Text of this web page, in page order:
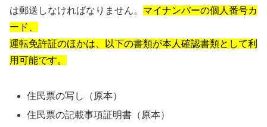
は郵送しなければなりません。 マイナンバーの個人番号カ
ード、
運転免許証のほかは、以下の書類が本人確認書類として利
用可能です。
住民票の写し（原本）
住民票の記載事項証明書（原本）